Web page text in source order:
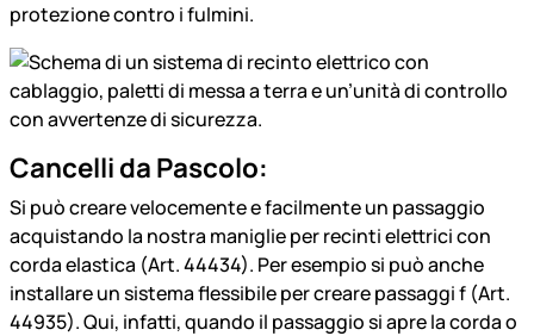
protezione contro i fulmini.
Cancelli da Pascolo:
Si può creare velocemente e facilmente un passaggio
acquistando la nostra maniglie per recinti elettrici con
corda elastica (Art. 44434). Per esempio si può anche
installare un sistema flessibile per creare passaggi f (Art.
44935). Qui, infatti, quando il passaggio si apre la corda o